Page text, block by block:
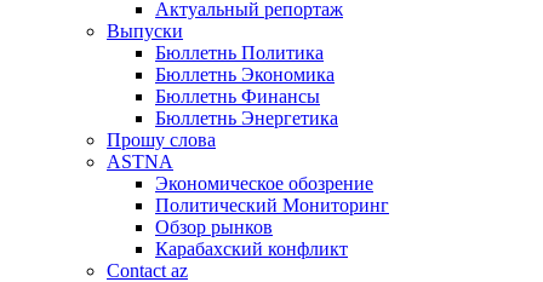
Актуальный репортаж
Выпуски
Бюллетнь Политика
Бюллетнь Экономика
Бюллетнь Финансы
Бюллетнь Энергетика
Прошу слова
ASTNA
Экономическое обозрение
Политический Мониторинг
Обзор рынков
Карабахский конфликт
Contact az